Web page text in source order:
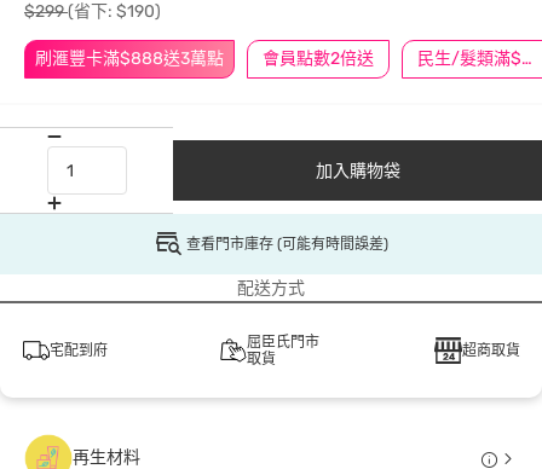
刷滙豐卡滿$888送3萬點 會員點數2倍送 民生/髮類滿$388送舒潔冰巾
$299(省下: $190)
加入購物袋
查看門市庫存 (可能有時間誤差)
配送方式
宅配到府
屈臣氏門市
取貨
超商取貨
再生材料